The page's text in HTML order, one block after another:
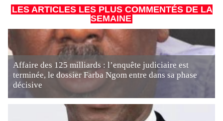
LES ARTICLES LES PLUS COMMENTÉS DE LA
SEMAINE
Affaire des 125 milliards : l’enquête judiciaire est
terminée, le dossier Farba Ngom entre dans sa phase
décisive